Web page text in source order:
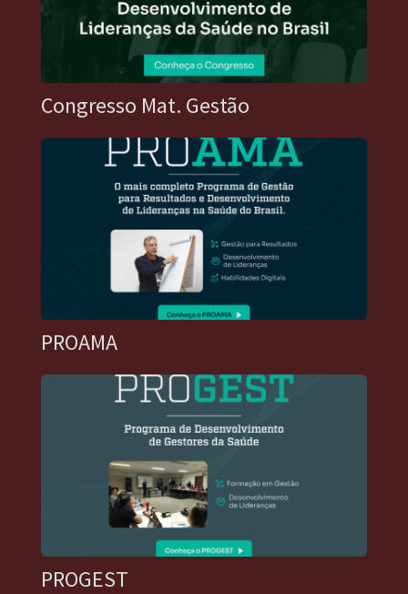
Congresso Mat. Gestão
PROAMA
PROGEST